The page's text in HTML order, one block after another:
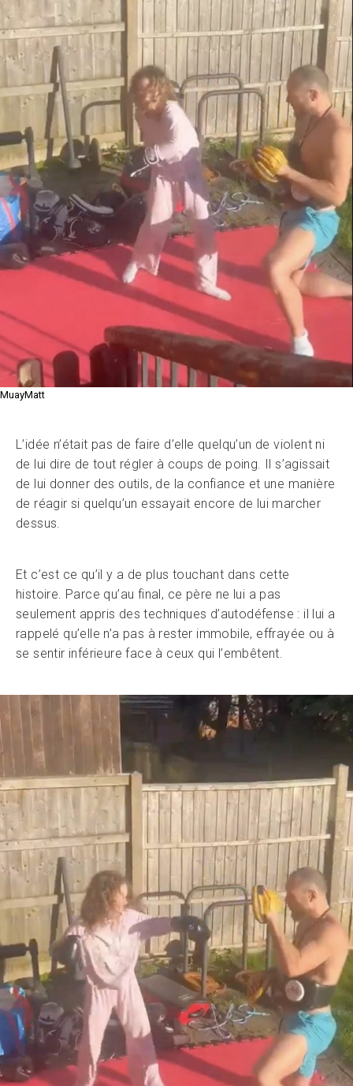
MuayMatt
L’idée n’était pas de faire d’elle quelqu’un de violent ni
de lui dire de tout régler à coups de poing. Il s’agissait
de lui donner des outils, de la confiance et une manière
de réagir si quelqu’un essayait encore de lui marcher
dessus.
Et c’est ce qu’il y a de plus touchant dans cette
histoire. Parce qu’au final, ce père ne lui a pas
seulement appris des techniques d’autodéfense : il lui a
rappelé qu’elle n’a pas à rester immobile, effrayée ou à
se sentir inférieure face à ceux qui l’embêtent.